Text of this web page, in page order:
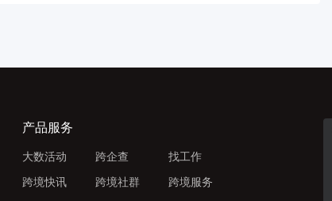
产品服务
大数活动
跨境快讯
跨企查
跨境社群
找工作
跨境服务